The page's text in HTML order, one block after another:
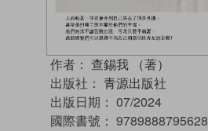
作者： 查錫我 （著）
出版社： 青源出版社
出版日期： 07/2024
國際書號： 9789888795628